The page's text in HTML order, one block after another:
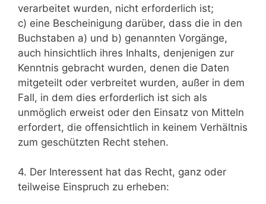
verarbeitet wurden, nicht erforderlich ist;
c) eine Bescheinigung darüber, dass die in den
Buchstaben a) und b) genannten Vorgänge,
auch hinsichtlich ihres Inhalts, denjenigen zur
Kenntnis gebracht wurden, denen die Daten
mitgeteilt oder verbreitet wurden, außer in dem
Fall, in dem dies erforderlich ist sich als
unmöglich erweist oder den Einsatz von Mitteln
erfordert, die offensichtlich in keinem Verhältnis
zum geschützten Recht stehen.
4. Der Interessent hat das Recht, ganz oder
teilweise Einspruch zu erheben: